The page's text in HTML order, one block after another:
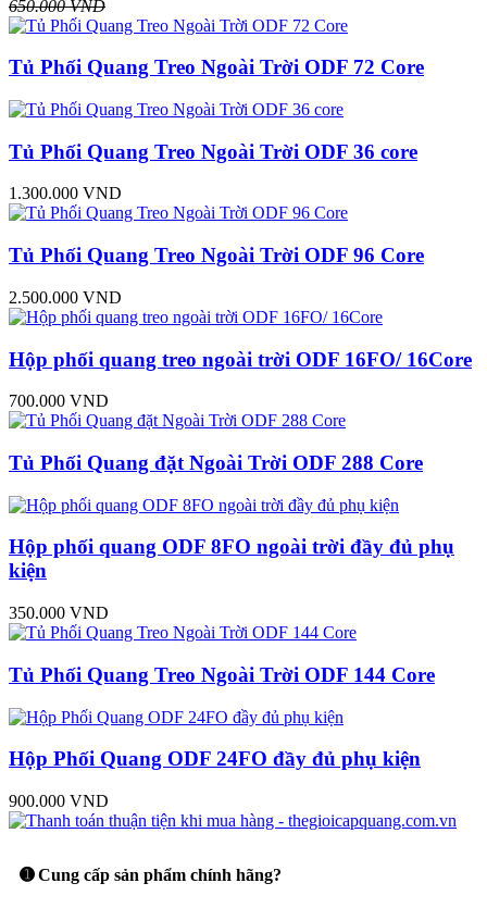
650.000 VND
Tủ Phối Quang Treo Ngoài Trời ODF 72 Core
Tủ Phối Quang Treo Ngoài Trời ODF 36 core
1.300.000 VND
Tủ Phối Quang Treo Ngoài Trời ODF 96 Core
2.500.000 VND
Hộp phối quang treo ngoài trời ODF 16FO/ 16Core
700.000 VND
Tủ Phối Quang đặt Ngoài Trời ODF 288 Core
Hộp phối quang ODF 8FO ngoài trời đầy đủ phụ
kiện
350.000 VND
Tủ Phối Quang Treo Ngoài Trời ODF 144 Core
Hộp Phối Quang ODF 24FO đầy đủ phụ kiện
900.000 VND
➊ Cung cấp sản phẩm chính hãng?